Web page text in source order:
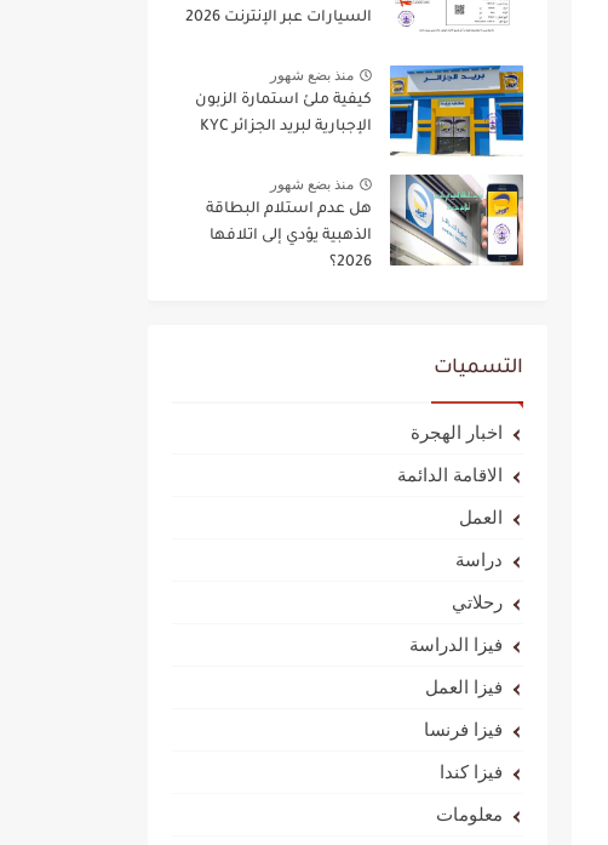
السيارات عبر الإنترنت 2026
منذ بضع شهور
كيفية ملئ استمارة الزبون
الإجبارية لبريد الجزائر KYC
منذ بضع شهور
هل عدم استلام البطاقة
الذهبية يؤدي إلى اتلافها
2026؟
التسميات
اخبار الهجرة
الاقامة الدائمة
العمل
دراسة
رحلاتي
فيزا الدراسة
فيزا العمل
فيزا فرنسا
فيزا كندا
معلومات